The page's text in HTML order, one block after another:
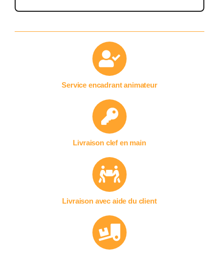
Service encadrant animateur
Livraison clef en main
Livraison avec aide du client